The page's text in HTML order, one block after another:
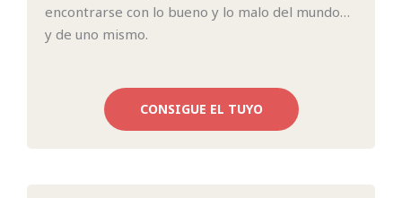
encontrarse con lo bueno y lo malo del mundo…
y de uno mismo.
CONSIGUE EL TUYO